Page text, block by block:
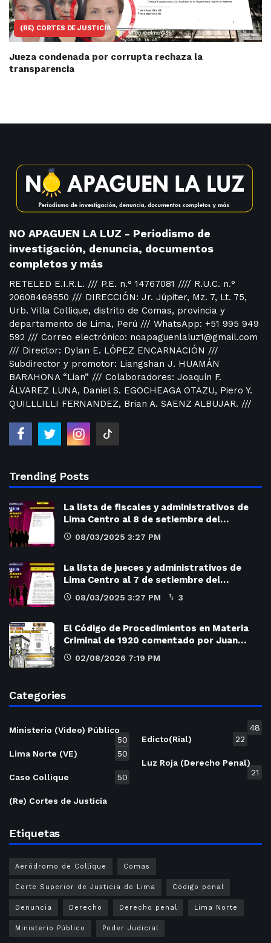
(RE) CORTES DE JUSTICIA
Jueza condenada por corrupta rechaza la
transparencia
NO APAGUEN LA LUZ - Periodismo de
investigación, denuncia, documentos
completos y más
RETELED E.I.R.L. /// P.E. n.° 14767081 //// R.U.C. n.°
20608469550 /// DIRECCIÓN: Jr. Júpiter, Mz. 7, Lt. 75,
Urb. Villa Collique, distrito de Comas, provincia y
departamento de Lima, Perú /// WhatsApp: +51 995 949
592 /// Correo electrónico: noapaguenlaluz1@gmail.com
/// Director: Dylan E. LÓPEZ ENCARNACIÓN ///
Subdirector y promotor: Liangshan J. HUAMÁN
BARAHONA “Lian” /// Colaboradores: Joaquín F.
ÁLVAREZ LUNA, Daniel S. EGOCHEAGA OTAZU, Piero Y.
QUILLLILLI FERNANDEZ, Brian A. SAENZ ALBUJAR. ///
Trending Posts
La lista de fiscales y administrativos de
Lima Centro al 8 de setiembre del…
08/03/2025 3:27 PM
La lista de jueces y administrativos de
Lima Centro al 7 de setiembre del…
08/03/2025 3:27 PM 3
El Código de Procedimientos en Materia
Criminal de 1920 comentado por Juan…
02/08/2026 7:19 PM
Categories
Ministerio (Video) Público
50
Lima Norte (VE)
50
Caso Collique 50
(Re) Cortes de Justicia
48
Edicto(Rial)
22
Luz Roja (Derecho Penal)
21
Etiquetas
Aeródromo de Collique Comas
Corte Superior de Justicia de Lima Código penal
Denuncia Derecho Derecho penal Lima Norte
Ministerio Público Poder Judicial